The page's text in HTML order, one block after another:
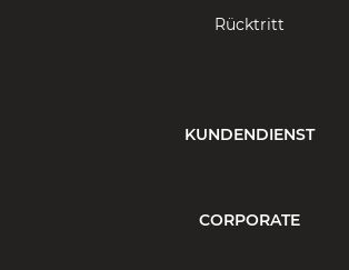
Rücktritt
KUNDENDIENST
CORPORATE